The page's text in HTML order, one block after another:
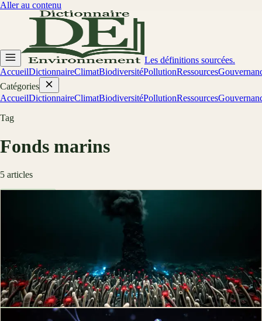
Aller au contenu
Les définitions sourcées.
AccueilDictionnaireClimatBiodiversitéPollutionRessources
Catégories
AccueilDictionnaireClimatBiodiversitéPollutionRessources
Tag
Fonds marins
5 articles
Chimiosynthèse : la vie sans lumière des
La chimiosynthèse permet à des écosystèmes entiers de vivre sans
lumière, autour des sources hydrothermales. Récit d'une découverte de
1977.
Julien P.·23 juin 2026·6 min